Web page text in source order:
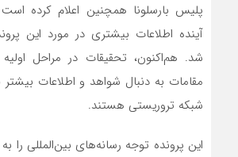
پلیس بارسلونا همچنین اعلام کرده
آینده اطلاعات بیشتری در مورد این
شد. هم‌اکنون، تحقیقات در مراحل
مقامات به دنبال شواهد و اطلاعات بیشتر
شبکه تروریستی هستند.
این پرونده توجه رسانه‌های بین‌المللی را